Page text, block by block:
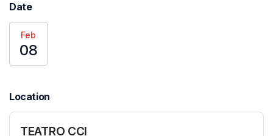
Date
Feb
08
Location
TEATRO CCI